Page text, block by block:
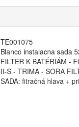
TE001075
Blanco instalacna sada
FILTER K BATÉRIÁM -
II-S - TRIMA - SORA
SADA: fitračná hlava +